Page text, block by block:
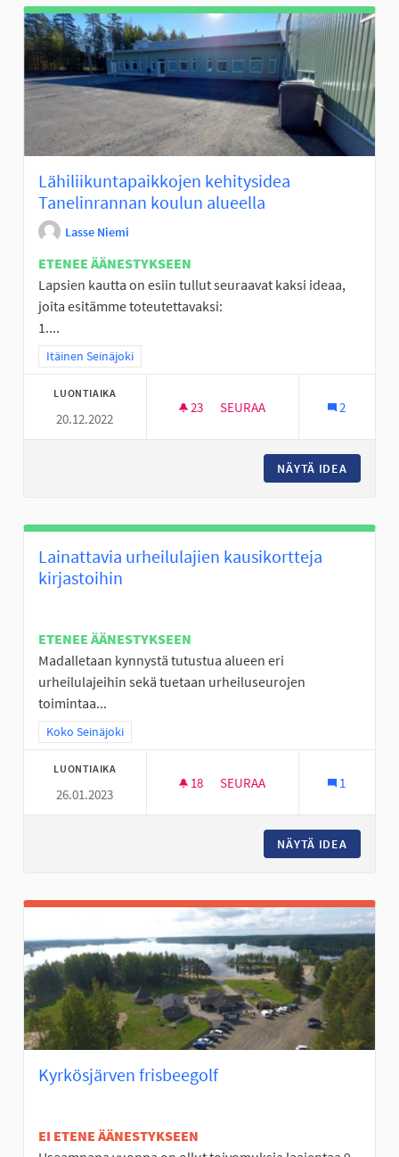
Lähiliikuntapaikkojen kehitysidea
Tanelinrannan koulun alueella
Lasse Niemi
ETENEE ÄÄNESTYKSEEN
Lapsien kautta on esiin tullut seuraavat kaksi ideaa,
joita esitämme toteutettavaksi:
1....
Rajaa tulokset teeman mukaan: Itäinen Seinäjoki
Itäinen Seinäjoki
LUONTIAIKA
20.12.2022
23 23 SEURAAJAA
SEURAA 2
NÄYTÄ IDEA
Lainattavia urheilulajien kausikortteja
kirjastoihin
ETENEE ÄÄNESTYKSEEN
Madalletaan kynnystä tutustua alueen eri
urheilulajeihin sekä tuetaan urheiluseurojen
toimintaa...
Rajaa tulokset teeman mukaan: Koko Seinäjoki
Koko Seinäjoki
LUONTIAIKA
26.01.2023
18 18 SEURAAJAA
SEURAA 1
NÄYTÄ IDEA
Kyrkösjärven frisbeegolf
EI ETENE ÄÄNESTYKSEEN